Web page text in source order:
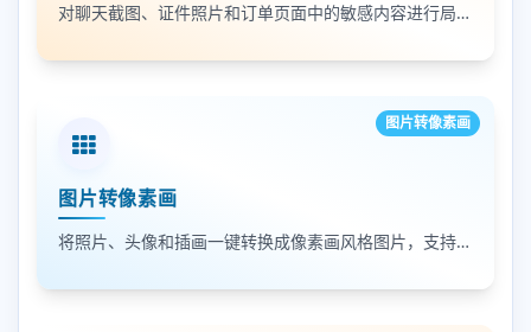
对聊天截图、证件照片和订单页面中的敏感内容进行局部打码，支持多次框选和重复处理
图片转像素画
图片转像素画
将照片、头像和插画一键转换成像素画风格图片，支持调节像素颗粒度、输出倍率和导出格式